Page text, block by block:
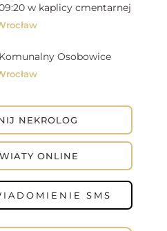
w kaplicy cmentarnej
Osobowice
NEKROLOG
ONLINE
SMS